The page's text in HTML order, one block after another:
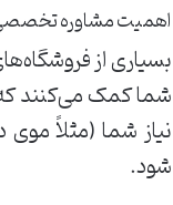
اهمیت مشاوره
بسیاری از
شما کمک می‌کنند که
نیاز شما (مثلاً
شود.